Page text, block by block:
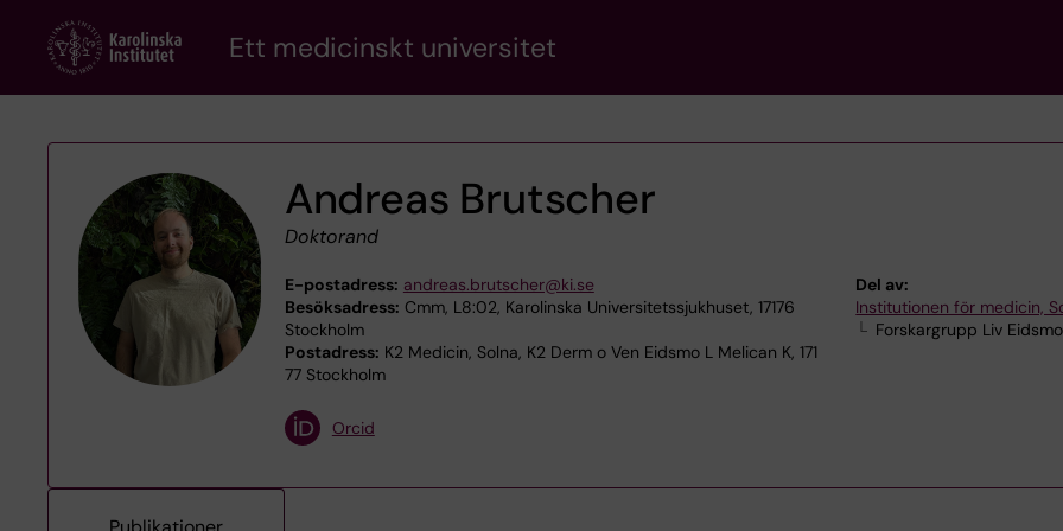
content
Ett medicinskt universitet
Andreas Brutscher
Doktorand
E-postadress: andreas.brutscher@ki.se
Besöksadress: Cmm, L8:02, Karolinska Universitetssjukhuset, 17176
Stockholm
Postadress: K2 Medicin, Solna, K2 Derm o Ven Eidsmo L Melican K, 171
77 Stockholm
Del av:
Institutionen för medicin,
Forskargrupp Liv Eidsmo
Orcid